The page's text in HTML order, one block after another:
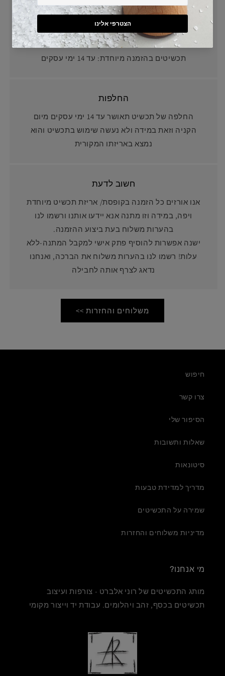
משלוח חינם בקנייה מעל ₪300
הכנת ההזמנה למשלוח/איסוף עצמי:
3-5 ימי עסקים
תכשיטים בהזמנה מיוחדת: עד 14 ימי עסקים
החלפות
החלפה של תכשיט תאושר עד 14 ימי עסקים מיום
הקניה וזאת במידה ולא נעשה שימוש בתכשיט והוא
נמצא באריזתו המקורית
חשוב לדעת
אנו אורזים כל הזמנה בקופסת/ אריזת תכשיט מיוחדת
ויפה, במידה וזו מתנה אנא יידעו אותנו ורשמו לנו
בהערות משלוח בעת ביצוע ההזמנה.
ישנה אפשרות להוסיף פתק אישי למקבל המתנה-ללא
עלות! רשמו לנו בהערות משלוח את הברכה, ואנחנו
נדאג לצרף אותה לחבילה
משלוחים והחזרות >>
חיפוש
צרו קשר
הסיפור שלי
שאלות ותשובות
סיטונאות
מדריך למדידת טבעות
שמירה על התכשיטים
מדיניות משלוחים והחזרות
מי אנחנו?
מותג התכשיטים של רוני אלברט - צורפות ועיצוב
תכשיטים בכסף, זהב ויהלומים. עבודת יד וייצור מקומי